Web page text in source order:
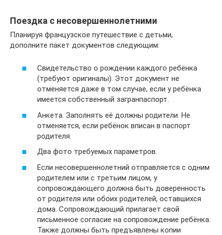
Поездка с несовершеннолетними
Планируя французское путешествие с детьми,
дополните пакет документов следующим:
Свидетельство о рождении каждого ребёнка
(требуют оригиналы). Этот документ не
отменяется даже в том случае, если у ребёнка
имеется собственный загранпаспорт.
Анкета. Заполнять её должны родители. Не
отменяется, если ребёнок вписан в паспорт
родителя.
Два фото требуемых параметров.
Если несовершеннолетний отправляется с одним
родителем или с третьим лицом, у
сопровождающего должна быть доверенность
от родителя или обоих родителей, оставшихся
дома. Сопровождающий прилагает свой
письменное согласие на сопровождение ребёнка.
Также должны быть предъявлены копии